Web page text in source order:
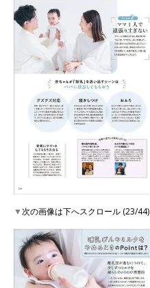
▼次の画像は下へスクロール (23/44)